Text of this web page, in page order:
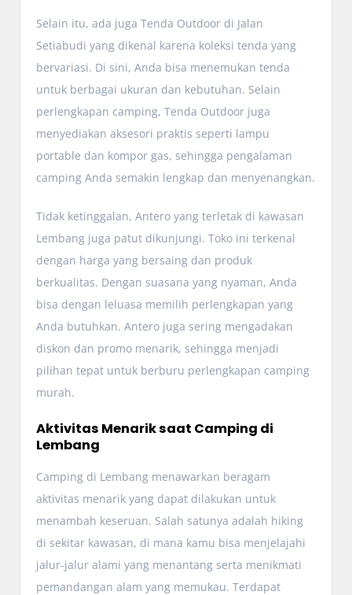
Selain itu, ada juga Tenda Outdoor di Jalan
Setiabudi yang dikenal karena koleksi tenda yang
bervariasi. Di sini, Anda bisa menemukan tenda
untuk berbagai ukuran dan kebutuhan. Selain
perlengkapan camping, Tenda Outdoor juga
menyediakan aksesori praktis seperti lampu
portable dan kompor gas, sehingga pengalaman
camping Anda semakin lengkap dan menyenangkan.
Tidak ketinggalan, Antero yang terletak di kawasan
Lembang juga patut dikunjungi. Toko ini terkenal
dengan harga yang bersaing dan produk
berkualitas. Dengan suasana yang nyaman, Anda
bisa dengan leluasa memilih perlengkapan yang
Anda butuhkan. Antero juga sering mengadakan
diskon dan promo menarik, sehingga menjadi
pilihan tepat untuk berburu perlengkapan camping
murah.
Aktivitas Menarik saat Camping di
Lembang
Camping di Lembang menawarkan beragam
aktivitas menarik yang dapat dilakukan untuk
menambah keseruan. Salah satunya adalah hiking
di sekitar kawasan, di mana kamu bisa menjelajahi
jalur-jalur alami yang menantang serta menikmati
pemandangan alam yang memukau. Terdapat